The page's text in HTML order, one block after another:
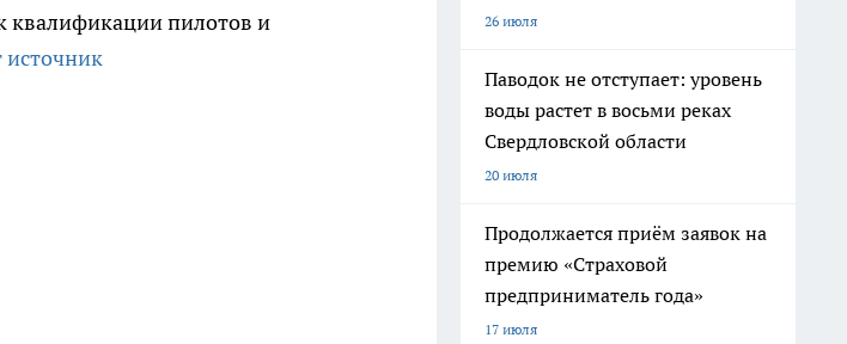
квалификации пилотов и
источник
26 июля
Паводок не отступает: уровень
воды растет в восьми реках
Свердловской области
20 июля
Продолжается приём заявок на
премию «Страховой
предприниматель года»
17 июля